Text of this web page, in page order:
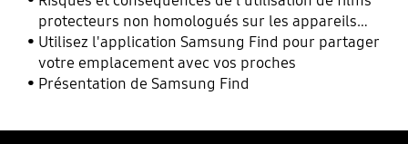
protecteurs non homologués sur les appareils
mobiles Samsung Galaxy
Utilisez l'application Samsung Find pour partager
votre emplacement avec vos proches
Présentation de Samsung Find